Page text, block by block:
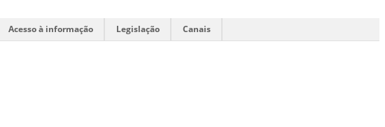
Acesso à informação Legislação Canais